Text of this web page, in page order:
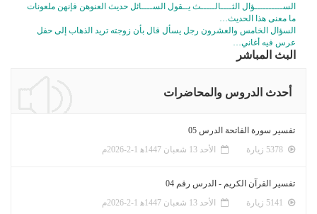
الســــــــــؤال الثــــالـــــث يــقول الســــائل حديث العنوهن فإنهن ملعونات
ما معنى هذا الحديث…
السؤال الخامس والعشرون رجل يسأل قال بأن زوجته تريد الذهاب إلى حفل
عرس فيه أغاني…
البث المباشر
أحدث الدروس والمحاضرات
تفسير سورة الفاتحة الدرس 05
الأحد 13 شعبان 1447ﻫ 1-2-2026م
تفسير القرآن الكريم - الدرس رقم 04
الأحد 13 شعبان 1447ﻫ 1-2-2026م